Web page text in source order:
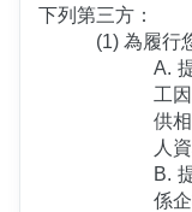
下列第三方：
(1) 為履行
A.
工
供
人
B.
係